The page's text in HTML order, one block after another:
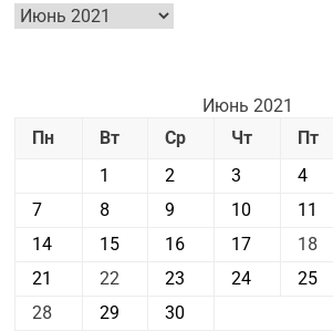
Архив
новостей
Июнь 2021
Пн
Вт Ср Чт Пт
1
2 3 4
7
8 9 10 11
14
15 16 17 18
21
22 23 24 25
28
29 30